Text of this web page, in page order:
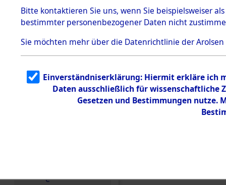
5.3.1 Alliierte
Erhebungen
zu
Todesmärsch
en
5.3.2
g
5.3.3
Todesmärsch
e
Bitte kontaktieren Sie uns, wenn Sie beispielsweiser
bestimmter personenbezogener Daten nicht
Sie möchten mehr über die Datenrichtlinie der Arolsen
Einverständniserklärung: Hiermit erkläre ich
Daten ausschließlich für wissenschaftliche
Gesetzen und Bestimmungen nutze.